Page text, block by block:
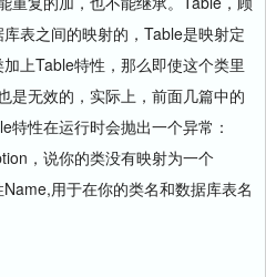
表之间的映射的，Table是映射定
上Table特性，那么即使这个类里
是无效的，实际上，前面几篇中的
特性在运行时会抛出一个异常：
，说你的类没有映射为一个
用于在你的类名和数据库表名